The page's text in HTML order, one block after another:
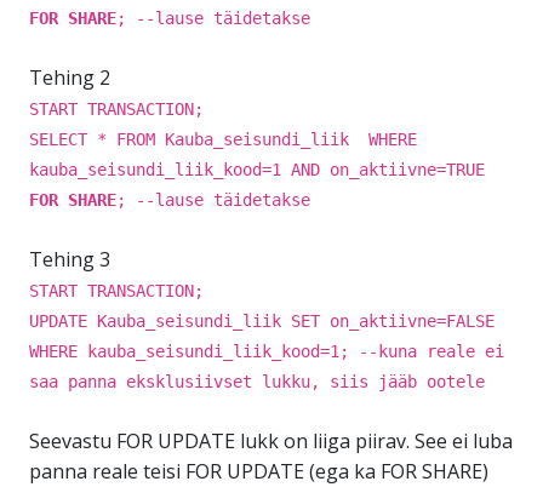
FOR SHARE; --lause täidetakse
Tehing 2
START TRANSACTION;
SELECT * FROM Kauba_seisundi_liik WHERE
kauba_seisundi_liik_kood=1 AND on_aktiivne=TRUE
FOR SHARE; --lause täidetakse
Tehing 3
START TRANSACTION;
UPDATE Kauba_seisundi_liik SET on_aktiivne=FALSE
WHERE kauba_seisundi_liik_kood=1; --kuna reale ei
saa panna eksklusiivset lukku, siis jääb ootele
Seevastu FOR UPDATE lukk on liiga piirav. See ei luba
panna reale teisi FOR UPDATE (ega ka FOR SHARE)